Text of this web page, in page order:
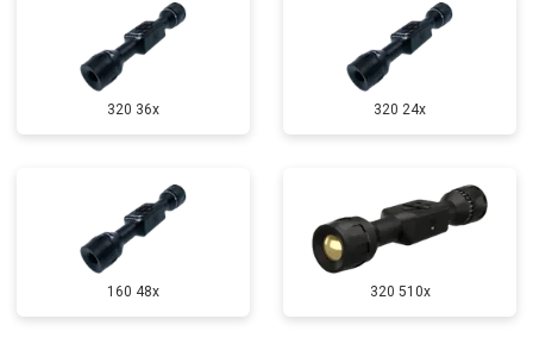
320 36x 320 24x
160 48x 320 510x